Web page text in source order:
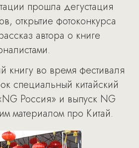
прошла дегустация
открытие фотоконкурса
автора о книге
книгу во время фестиваля
специальный китайский
Россия» и выпуск NG
материалом про Китай.